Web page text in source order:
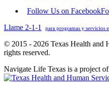
Follow Us on Facebook
Llame 2-1-1
para programas y servicios
© 2015 - 2026 Texas Health and
rights reserved.
Navigate Life Texas is a project